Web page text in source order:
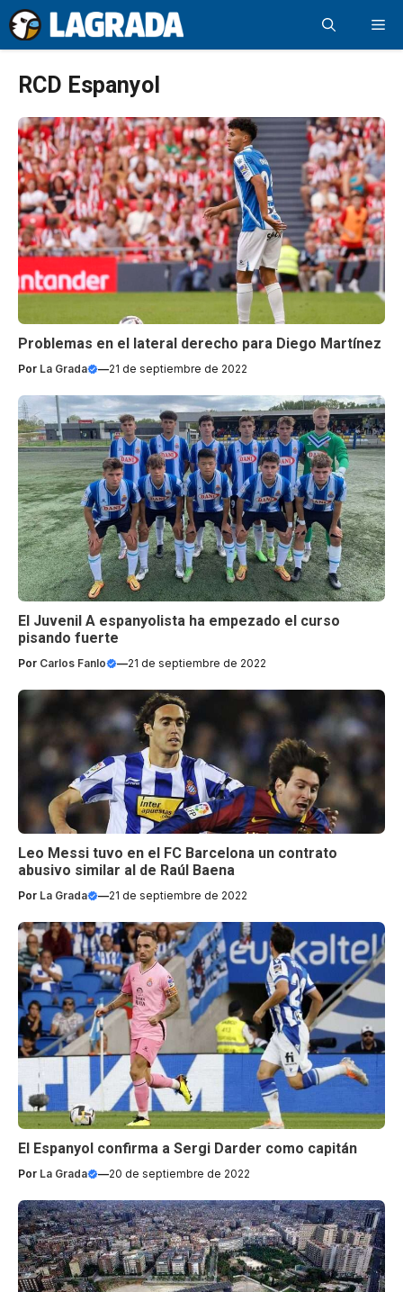
Saltar
al
contenido
RCD Espanyol
Problemas en el lateral derecho para Diego Martínez
Por La Grada —21 de septiembre de 2022
El Juvenil A espanyolista ha empezado el curso
pisando fuerte
Por Carlos Fanlo —21 de septiembre de 2022
Leo Messi tuvo en el FC Barcelona un contrato
abusivo similar al de Raúl Baena
Por La Grada —21 de septiembre de 2022
El Espanyol confirma a Sergi Darder como capitán
Por La Grada —20 de septiembre de 2022